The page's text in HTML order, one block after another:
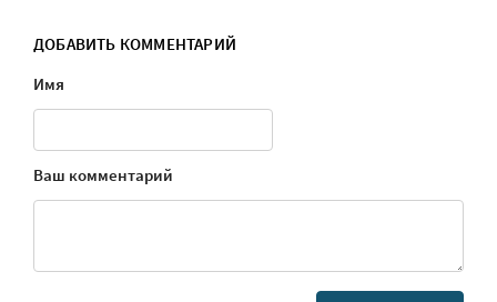
ДОБАВИТЬ КОММЕНТАРИЙ
Имя
Ваш комментарий